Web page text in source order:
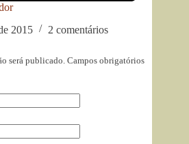
2015
2 comentários
será publicado. Campos obrigatórios